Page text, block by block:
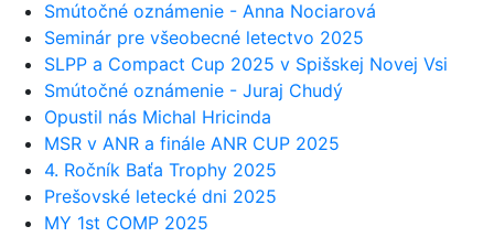
Smútočné oznámenie - Anna Nociarová
Seminár pre všeobecné letectvo 2025
SLPP a Compact Cup 2025 v Spišskej Novej Vsi
Smútočné oznámenie - Juraj Chudý
Opustil nás Michal Hricinda
MSR v ANR a finále ANR CUP 2025
4. Ročník Baťa Trophy 2025
Prešovské letecké dni 2025
MY 1st COMP 2025